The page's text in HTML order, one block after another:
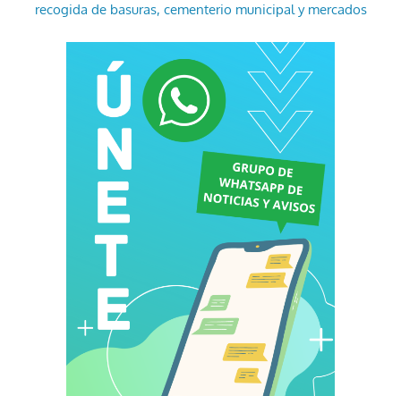
recogida de basuras, cementerio municipal y mercados